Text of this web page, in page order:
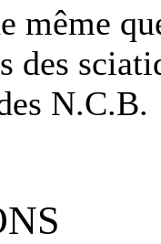
même
des
N.C.B.